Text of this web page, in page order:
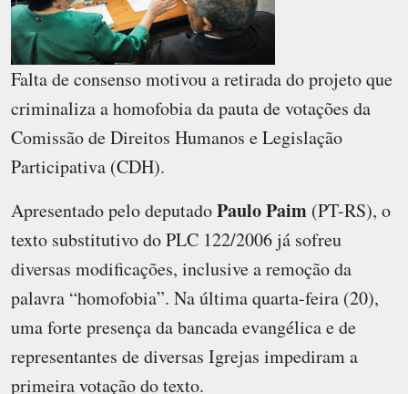
Falta de consenso motivou a retirada do projeto que
criminaliza a homofobia da pauta de votações da
Comissão de Direitos Humanos e Legislação
Participativa (CDH).
Apresentado pelo deputadoPaulo Paim (PT-RS), o
texto substitutivo do PLC 122/2006 já sofreu
diversas modificações, inclusive a remoção da
palavra “homofobia”. Na última quarta-feira (20),
uma forte presença da bancada evangélica e de
representantes de diversas Igrejas impediram a
primeira votação do texto.